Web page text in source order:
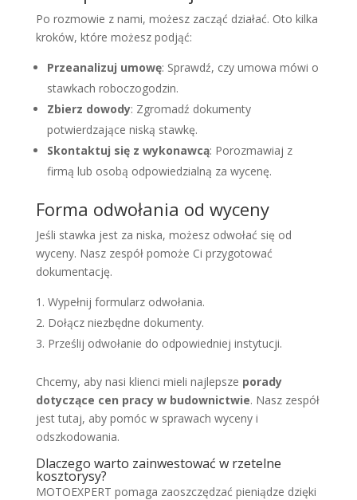
Po rozmowie z nami, możesz zacząć działać. Oto kilka
kroków, które możesz podjąć:
Przeanalizuj umowę: Sprawdź, czy umowa mówi o
stawkach roboczogodzin.
Zbierz dowody: Zgromadź dokumenty
potwierdzające niską stawkę.
Skontaktuj się z wykonawcą: Porozmawiaj z
firmą lub osobą odpowiedzialną za wycenę.
Forma odwołania od wyceny
Jeśli stawka jest za niska, możesz odwołać się od
wyceny. Nasz zespół pomoże Ci przygotować
dokumentację.
Wypełnij formularz odwołania.
Dołącz niezbędne dokumenty.
Prześlij odwołanie do odpowiedniej instytucji.
Chcemy, aby nasi klienci mieli najlepsze porady
dotyczące cen pracy w budownictwie. Nasz zespół
jest tutaj, aby pomóc w sprawach wyceny i
odszkodowania.
Dlaczego warto zainwestować w rzetelne
kosztorysy?
MOTOEXPERT pomaga zaoszczędzać pieniądze dzięki